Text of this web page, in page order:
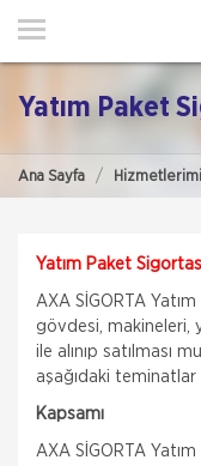
ANA SAYFA
POLIÇE HATIRLAT
MÜŞTERI GIRIŞI
TEKLİF AL
Yatım Paket
Ana Sayfa
Yatım Paket
AXA SİGORTA
gövdesi, makineleri,
ile alınıp satılması
aşağıdaki teminatlar
Kapsamı
AXA SİGORTA